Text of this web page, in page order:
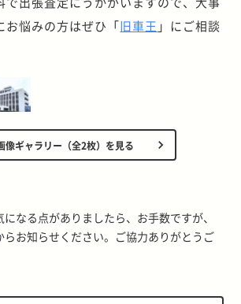
お悩みの方はぜひ「旧車王 」にご相談
像ギャラリー（全2枚）を見る
なる点がありましたら、お手数ですが、
らお知らせください。ご協力ありがとうご